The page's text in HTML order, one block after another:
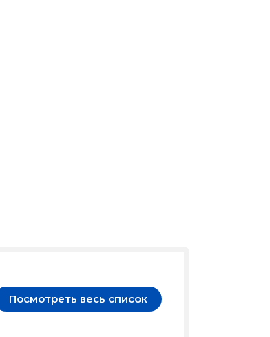
Посмотреть весь список